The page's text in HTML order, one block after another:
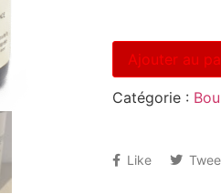
Ajouter au
Catégorie :
Like